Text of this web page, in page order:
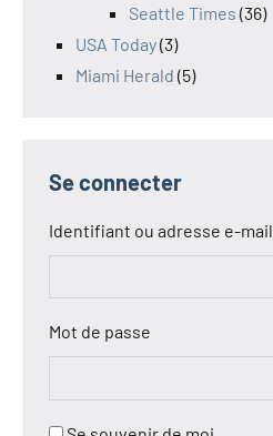
Seattle Times (36)
USA Today(3)
Miami Herald (5)
Se connecter
Identifiant ou adresse e-mail
Mot de passe